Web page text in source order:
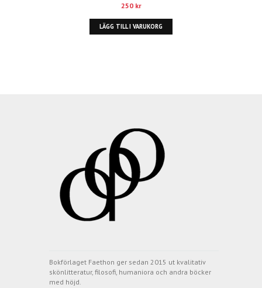
250 kr
LÄGG TILL I VARUKORG
Bokförlaget Faethon ger sedan 2015 ut kvalitativ
skönlitteratur, filosofi, humaniora och andra böcker
med höjd.